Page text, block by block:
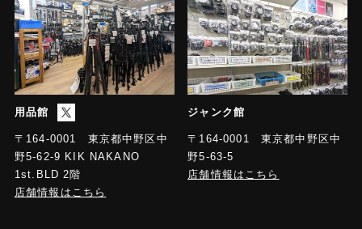
用品館
〒164-0001 東京都中野区中
野5-62-9 KIK NAKANO
1st.BLD 2階
店舗情報はこちら
ジャンク館
〒164-0001 東京都中野区中
野5-63-5
店舗情報はこちら